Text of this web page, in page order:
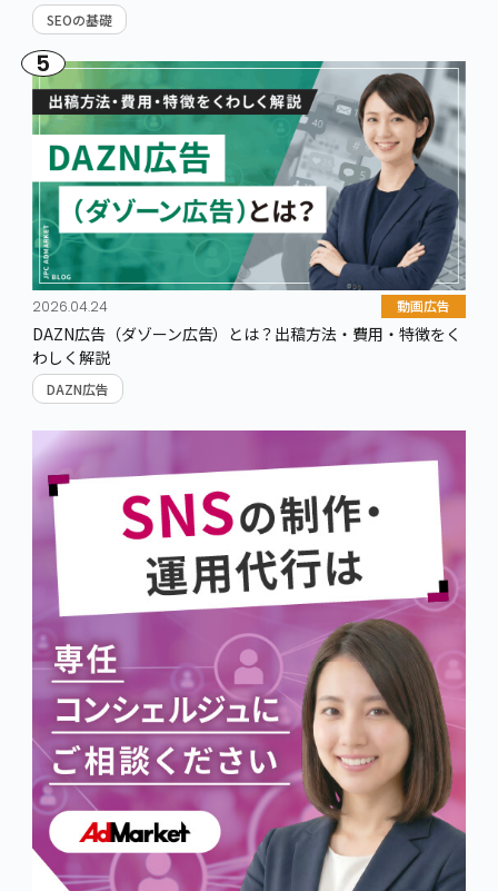
SEOの基礎
2026.04.24 動画広告
DAZN広告（ダゾーン広告）とは？出稿方法・費用・特徴をく
わしく解説
DAZN広告
5